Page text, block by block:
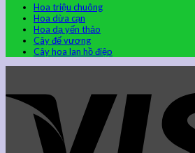
Hoa triệu chuông
Hoa dừa cạn
Hoa dạ yến thảo
Cây đế vương
Cây hoa lan hồ điệp